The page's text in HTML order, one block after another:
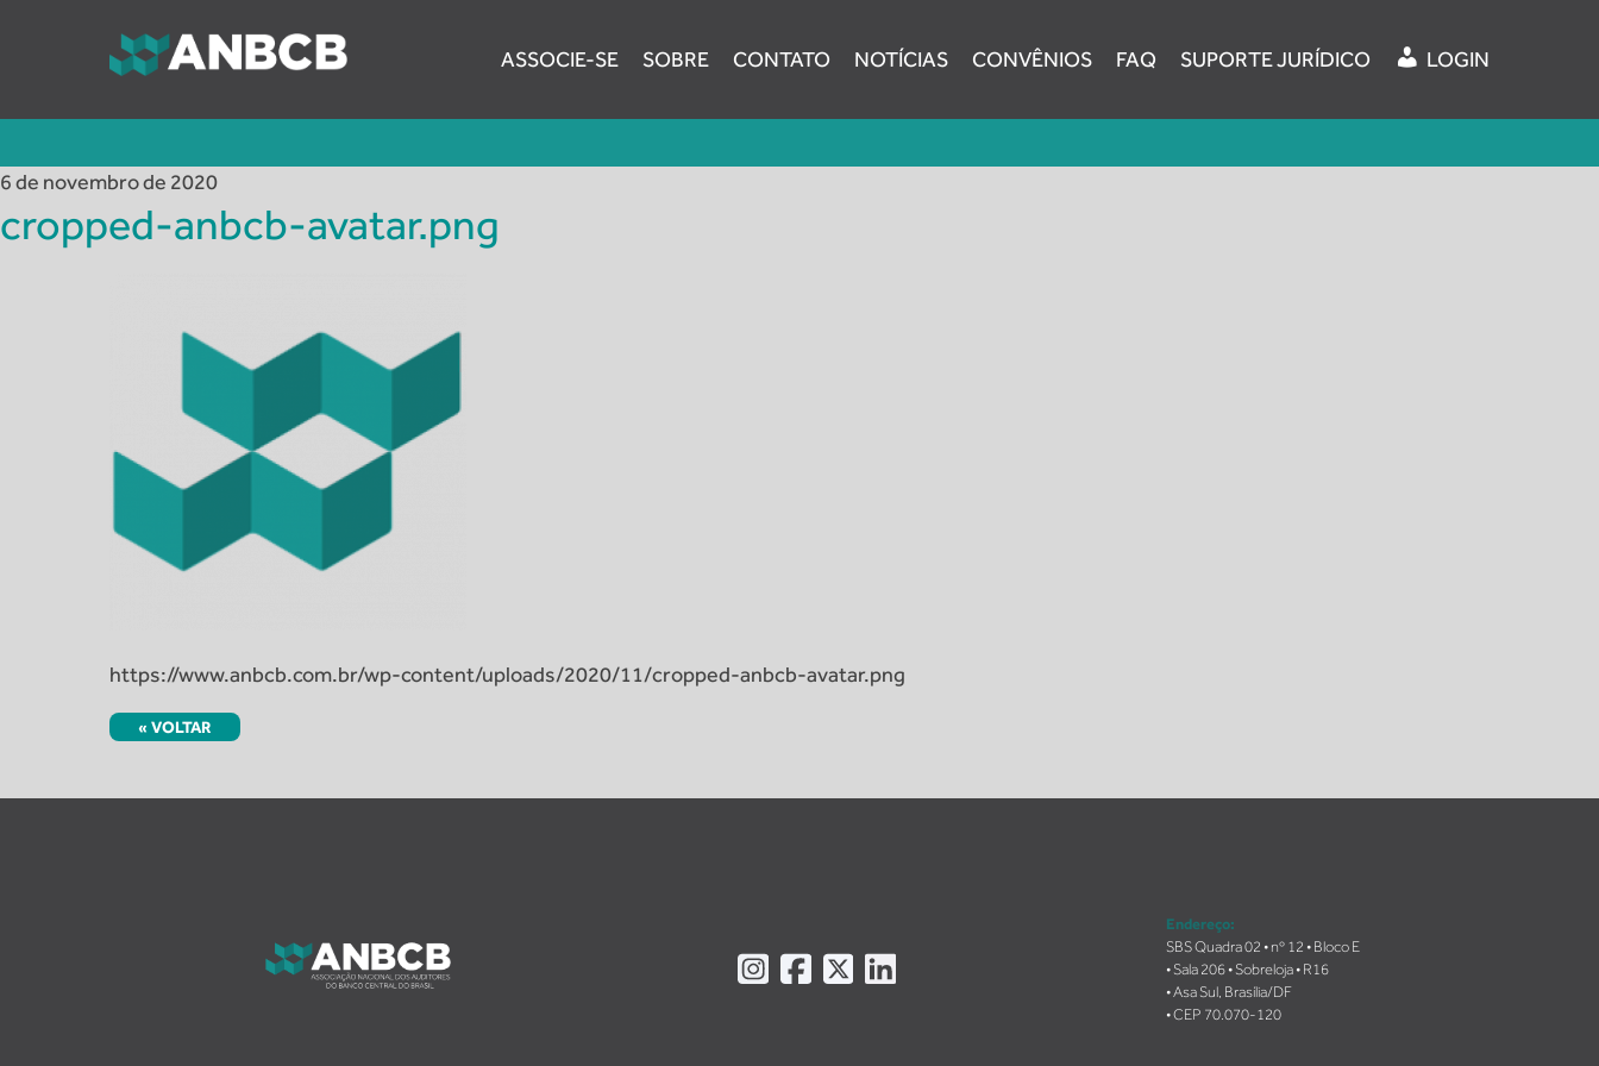
ASSOCIE-SE SOBRE CONTATO NOTÍCIAS CONVÊNIOS FAQ SUPORTE JURÍDICO LOGIN
6 de novembro de 2020
cropped-anbcb-avatar.png
https://www.anbcb.com.br/wp-content/uploads/2020/11/cropped-anbcb-avatar.png
« VOLTAR
InstagramFacebook
X LinkedIn
Endereço:
SBS Quadra 02 • nº 12 • Bloco E
• Sala 206 • Sobreloja • R16
• Asa Sul, Brasília/DF
• CEP 70.070-120